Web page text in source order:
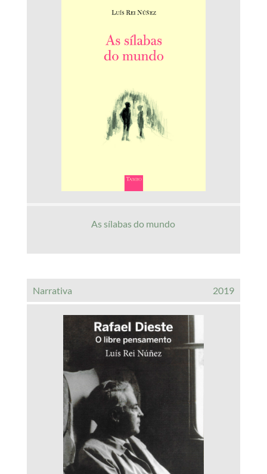
As sílabas do mundo
Narrativa 2019